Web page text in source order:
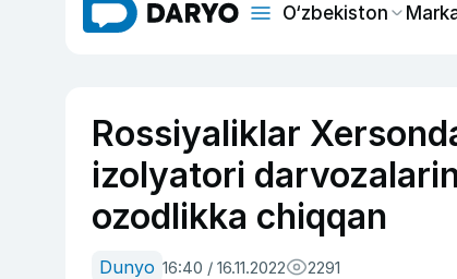
O‘zbekiston
Rossiyaliklar
izolyatori
ozodlikka chiqqan
Dunyo 16:40 / 16.11.2022 2291